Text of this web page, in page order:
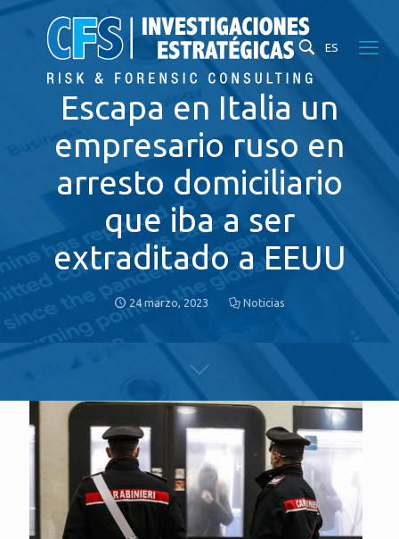
ES
Escapa en Italia un
empresario ruso en
arresto domiciliario
que iba a ser
extraditado a EEUU
24 marzo, 2023 Noticias